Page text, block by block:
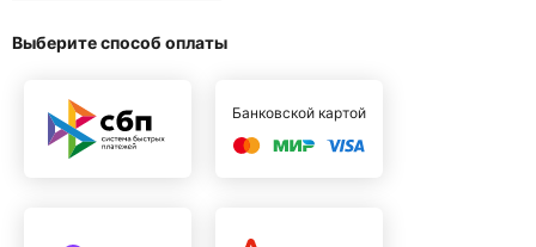
Выберите способ оплаты
Банковской картой